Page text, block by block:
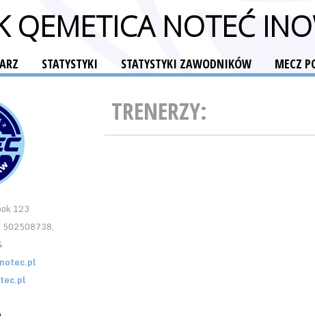
QEMETICA NOTEĆ
STATYSTYKI STATYSTYKI ZAWODNIKÓW MECZ
123
502508738,
TRENERZY: